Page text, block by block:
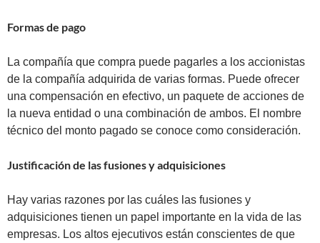
Formas de pago
La compañía que compra puede pagarles a los accionistas
de la compañía adquirida de varias formas. Puede ofrecer
una compensación en efectivo, un paquete de acciones de
la nueva entidad o una combinación de ambos. El nombre
técnico del monto pagado se conoce como consideración.
Justificación de las fusiones y adquisiciones
Hay varias razones por las cuáles las fusiones y
adquisiciones tienen un papel importante en la vida de las
empresas. Los altos ejecutivos están conscientes de que